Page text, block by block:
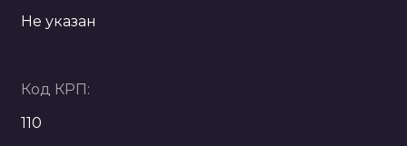
Не указан
Код КРП:
110